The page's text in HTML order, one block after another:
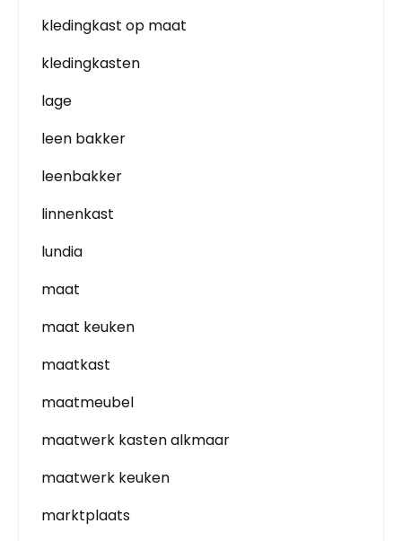
kledingkast op maat
kledingkasten
lage
leen bakker
leenbakker
linnenkast
lundia
maat
maat keuken
maatkast
maatmeubel
maatwerk kasten alkmaar
maatwerk keuken
marktplaats